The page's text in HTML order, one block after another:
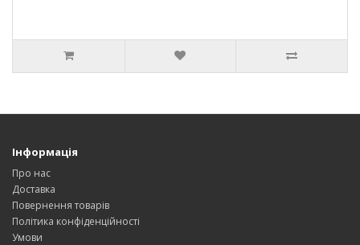
Інформація
Про нас
Доставка
Повернення товарів
Політика конфіденційності
Умови